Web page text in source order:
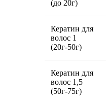
(до 20г)
Кератин для
волос 1
(20г-50г)
Кератин для
волос 1,5
(50г-75г)